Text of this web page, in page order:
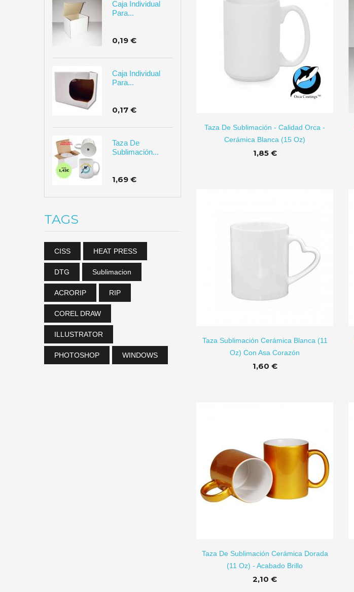
Caja Individual
Para...
0,19 €
Caja Individual
Para...
0,17 €
Taza De
Sublimación...
1,69 €
Lámina De Imán
Adhesiva...
Azulejo De
Cerámica...
TAGS
CISS HEAT PRESS
DTG Sublimacion
ACRORIP RIP
COREL DRAW
ILLUSTRATOR
PHOTOSHOP WINDOWS
Taza De Sublimación - Calidad Orca -
Cerámica Blanca (15 Oz)
1,85 €
AÑADIR A CARRITO
Taza Sublimación Cerámica Blanca (11
Oz) Con Asa Corazón
1,60 €
Taza De Sublimación Cerámica Dorada
(11 Oz) - Acabado Brillo
2,10 €